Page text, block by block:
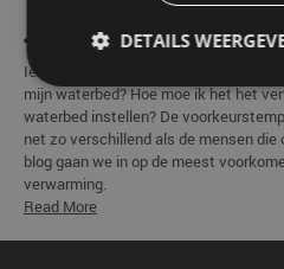
By Luuk Berendsen 4 years ago
Iets wat ons vaak wordt gevraagd.
mijn waterbed? Hoe moe ik het het
waterbed instellen? De
net zo verschillend als de mensen
blog gaan we in op de meest
verwarming.
Read More
DETAILS